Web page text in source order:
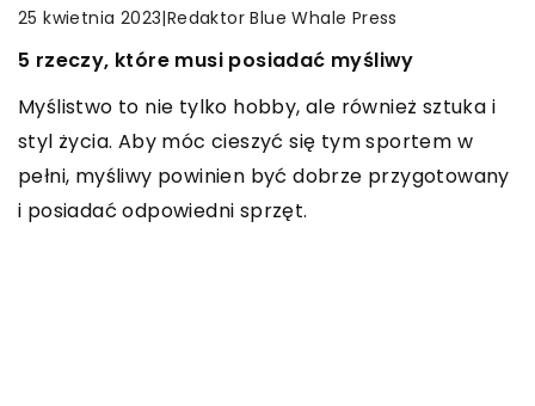
INNE
16 stycznia 2026|Redaktor Blue Whale Press
Adaptogeny w codziennej diecie: Jak naturalne
ekstrakty roślinne wspierają zdrowie i witalność
Odkryj, jak adaptogeny mogą poprawić twoje
samopoczucie, zwiększyć odporność na stres i
25 kwietnia 2023|Redaktor Blue Whale Press
5 rzeczy, które musi posiadać myśliwy
Myślistwo to nie tylko hobby, ale również sztuka i
styl życia. Aby móc cieszyć się tym sportem w
pełni, myśliwy powinien być dobrze przygotowany
i posiadać odpowiedni sprzęt.
19 listopada 2025|Redaktor Blue Whale Press
Jakie korzyści przynosi instalacja inteligentnych
czujników w domu?
Odkryj, jak instalacja inteligentnych czujników w
Twoim domu może wpłynąć na zwiększenie
bezpieczeństwa, oszczędność energii oraz